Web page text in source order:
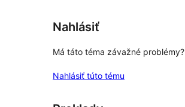
Nahlásiť
Má táto téma závažné problémy?
Nahlásiť túto tému